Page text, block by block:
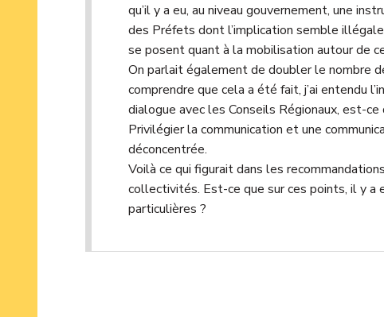
qu’il y a eu, au niveau gouvernement, une
des Préfets dont l’implication semble
se posent quant à la mobilisation autour de
On parlait également de doubler le nombre
comprendre que cela a été fait, j’ai entendu
dialogue avec les Conseils Régionaux, est-ce
Privilégier la communication et une
déconcentrée.
Voilà ce qui figurait dans les
collectivités. Est-ce que sur ces points, il y a
particulières ?